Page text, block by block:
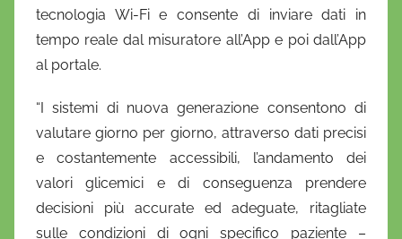
tecnologia Wi-Fi e consente di inviare dati in
tempo reale dal misuratore all’App e poi dall’App
al portale.
“I sistemi di nuova generazione consentono di
valutare giorno per giorno, attraverso dati precisi
e costantemente accessibili, l’andamento dei
valori glicemici e di conseguenza prendere
decisioni più accurate ed adeguate, ritagliate
sulle condizioni di ogni specifico paziente –